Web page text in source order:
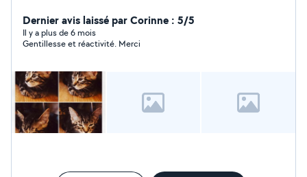
suis occupé de chiens, chats, cochons D'inde, lapins,
furets depuis plus de 6ans ! PAS DE GARDES
D'ANIMAUX CHEZ MOI !
Dernier avis laissé par Corinne : 5/5
Il y a plus de 6 mois
Gentillesse et réactivité. Merci